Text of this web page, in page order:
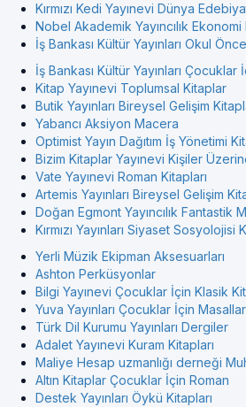
Kırmızı Kedi Yayınevi Dünya
Nobel Akademik Yayıncılık Ekonomi
İş Bankası Kültür Yayınları Okul
İş Bankası Kültür Yayınları Çocuklar
Kitap Yayınevi Toplumsal Kitaplar
Butik Yayınları Bireysel Gelişim
Yabancı Aksiyon Macera
Optimist Yayın Dağıtım İş Yönetimi
Bizim Kitaplar Yayınevi Kişiler
Vate Yayınevi Roman Kitapları
Artemis Yayınları Bireysel Gelişim
Doğan Egmont Yayıncılık Fantastik
Kırmızı Yayınları Siyaset Sosyolojisi
Yerli Müzik Ekipman Aksesuarları
Ashton Perküsyonlar
Bilgi Yayınevi Çocuklar İçin Klasik
Yuva Yayınları Çocuklar İçin Masallar
Türk Dil Kurumu Yayınları Dergiler
Adalet Yayınevi Kuram Kitapları
Maliye Hesap uzmanlığı derneği
Altın Kitaplar Çocuklar İçin Roman
Destek Yayınları Öykü Kitapları